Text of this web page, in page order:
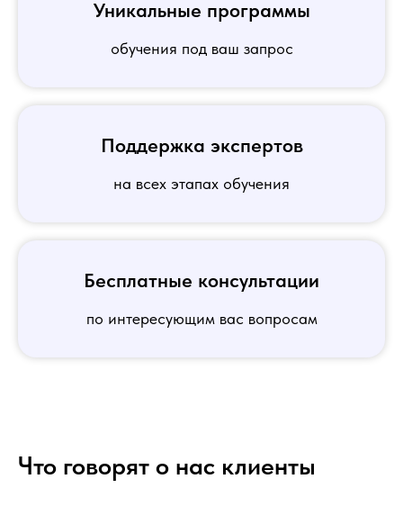
Уникальные программы
обучения под ваш запрос
Поддержка экспертов
на всех этапах обучения
Бесплатные консультации
по интересующим вас вопросам
Что говорят о нас клиенты